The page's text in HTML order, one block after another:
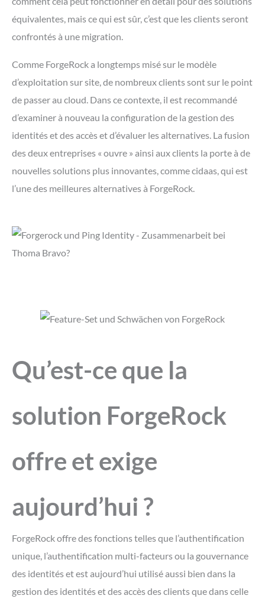
équivalentes, mais ce qui est sûr, c’est que les clients seront
confrontés à une migration.
Comme ForgeRock a longtemps misé sur le modèle
d’exploitation sur site, de nombreux clients sont sur le point
de passer au cloud. Dans ce contexte, il est recommandé
d’examiner à nouveau la configuration de la gestion des
identités et des accès et d’évaluer les alternatives. La fusion
des deux entreprises « ouvre » ainsi aux clients la porte à de
nouvelles solutions plus innovantes, comme cidaas, qui est
l’une des meilleures alternatives à ForgeRock.
Qu’est-ce que la
solution ForgeRock
offre et exige
aujourd’hui ?
ForgeRock offre des fonctions telles que l’authentification
unique, l’authentification multi-facteurs ou la gouvernance
des identités et est aujourd’hui utilisé aussi bien dans la
gestion des identités et des accès des clients que dans celle